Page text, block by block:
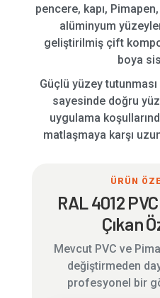
pencere, kapı,
alüminyum
geliştirilmiş çift
boya
Güçlü yüzey tutunması
sayesinde doğru
uygulama
matlaşmaya karşı
ÜRÜN
RAL 4012
Çıkan
Mevcut PVC ve
değiştirmeden
profesyonel bir